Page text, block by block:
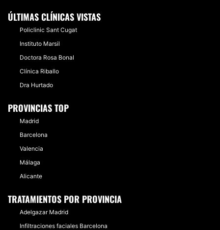
ÚLTIMAS CLÍNICAS VISTAS
Policlinic Sant Cugat
Instituto Marsil
Doctora Rosa Bonal
Clínica Riballo
Dra Hurtado
PROVINCIAS TOP
Madrid
Barcelona
Valencia
Málaga
Alicante
TRATAMIENTOS POR PROVINCIA
Adelgazar Madrid
Infiltraciones faciales Barcelona